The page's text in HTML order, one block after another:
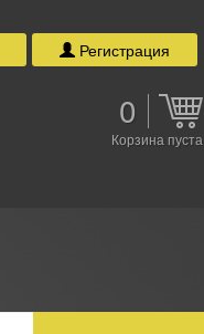
Регистрация
0
Корзина пуста